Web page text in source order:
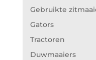
Gebruikte
Gators
Tractoren
Duwmaaiers